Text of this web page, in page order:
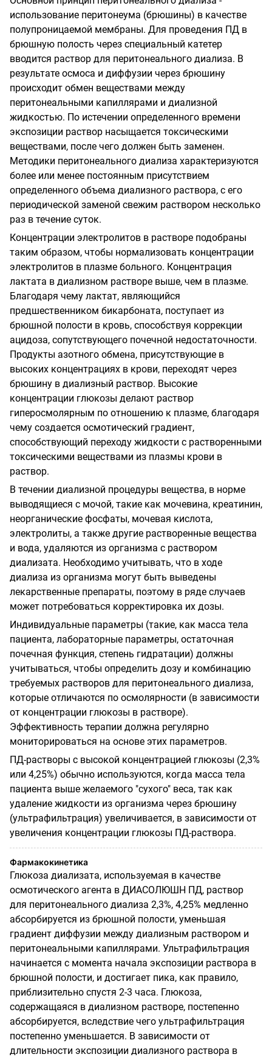
использование перитонеума (брюшины) в качестве
полупроницаемой мембраны. Для проведения ПД в
брюшную полость через специальный катетер
вводится раствор для перитонеального диализа. В
результате осмоса и диффузии через брюшину
происходит обмен веществами между
перитонеальными капиллярами и диализной
жидкостью. По истечении определенного времени
экспозиции раствор насыщается токсическими
веществами, после чего должен быть заменен.
Методики перитонеального диализа характеризуются
более или менее постоянным присутствием
определенного объема диализного раствора, с его
периодической заменой свежим раствором несколько
раз в течение суток.
Концентрации электролитов в растворе подобраны
таким образом, чтобы нормализовать концентрации
электролитов в плазме больного. Концентрация
лактата в диализном растворе выше, чем в плазме.
Благодаря чему лактат, являющийся
предшественником бикарбоната, поступает из
брюшной полости в кровь, способствуя коррекции
ацидоза, сопутствующего почечной недостаточности.
Продукты азотного обмена, присутствующие в
высоких концентрациях в крови, переходят через
брюшину в диализный раствор. Высокие
концентрации глюкозы делают раствор
гиперосмолярным по отношению к плазме, благодаря
чему создается осмотический градиент,
способствующий переходу жидкости с растворенными
токсическими веществами из плазмы крови в
раствор.
В течении диализной процедуры вещества, в норме
выводящиеся с мочой, такие как мочевина, креатинин,
неорганические фосфаты, мочевая кислота,
электролиты, а также другие растворенные вещества
и вода, удаляются из организма с раствором
диализата. Необходимо учитывать, что в ходе
диализа из организма могут быть выведены
лекарственные препараты, поэтому в ряде случаев
может потребоваться корректировка их дозы.
Индивидуальные параметры (такие, как масса тела
пациента, лабораторные параметры, остаточная
почечная функция, степень гидратации) должны
учитываться, чтобы определить дозу и комбинацию
требуемых растворов для перитонеального диализа,
которые отличаются по осмолярности (в зависимости
от концентрации глюкозы в растворе).
Эффективность терапии должна регулярно
мониторироваться на основе этих параметров.
ПД-растворы с высокой концентрацией глюкозы (2,3%
или 4,25%) обычно используются, когда масса тела
пациента выше желаемого "сухого" веса, так как
удаление жидкости из организма через брюшину
(ультрафильтрация) увеличивается, в зависимости от
увеличения концентрации глюкозы ПД-раствора.
Фармакокинетика
Глюкоза диализата, используемая в качестве
осмотического агента в ДИАСОЛЮШН ПД, раствор
для перитонеального диализа 2,3%, 4,25% медленно
абсорбируется из брюшной полости, уменьшая
градиент диффузии между диализным раствором и
перитонеальными капиллярами. Ультрафильтрация
начинается с момента начала экспозиции раствора в
брюшной полости, и достигает пика, как правило,
приблизительно спустя 2-3 часа. Глюкоза,
содержащаяся в диализном растворе, постепенно
абсорбируется, вследствие чего ультрафильтрация
постепенно уменьшается. В зависимости от
длительности экспозиции диализного раствора в